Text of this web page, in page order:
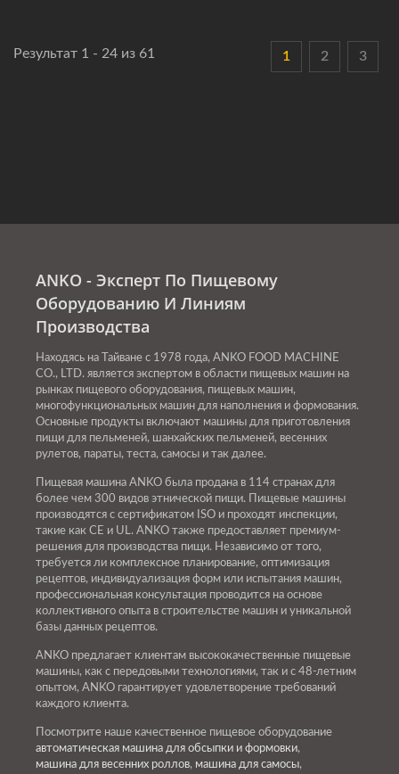
Результат 1 - 24 из 61 1 2 3
ANKO - Эксперт По Пищевому
Оборудованию И Линиям
Производства
Находясь на Тайване с 1978 года, ANKO FOOD MACHINE
CO., LTD. является экспертом в области пищевых машин на
рынках пищевого оборудования, пищевых машин,
многофункциональных машин для наполнения и формования.
Основные продукты включают машины для приготовления
пищи для пельменей, шанхайских пельменей, весенних
рулетов, параты, теста, самосы и так далее.
Пищевая машина ANKO была продана в 114 странах для
более чем 300 видов этнической пищи. Пищевые машины
производятся с сертификатом ISO и проходят инспекции,
такие как CE и UL. ANKO также предоставляет премиум-
решения для производства пищи. Независимо от того,
требуется ли комплексное планирование, оптимизация
рецептов, индивидуализация форм или испытания машин,
профессиональная консультация проводится на основе
коллективного опыта в строительстве машин и уникальной
базы данных рецептов.
ANKO предлагает клиентам высококачественные пищевые
машины, как с передовыми технологиями, так и с 48-летним
опытом, ANKO гарантирует удовлетворение требований
каждого клиента.
Посмотрите наше качественное пищевое оборудование
автоматическая машина для обсыпки и формовки,
машина для весенних роллов, машина для самосы,